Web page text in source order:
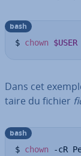
$ chown $USER
bash
Dans cet
taire du fichier
$ chown -cR
bash